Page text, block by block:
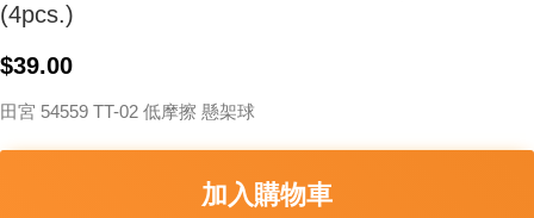
(4pcs.)
$39.00
田宮 54559 TT-02 低摩擦 懸架球
加入購物車